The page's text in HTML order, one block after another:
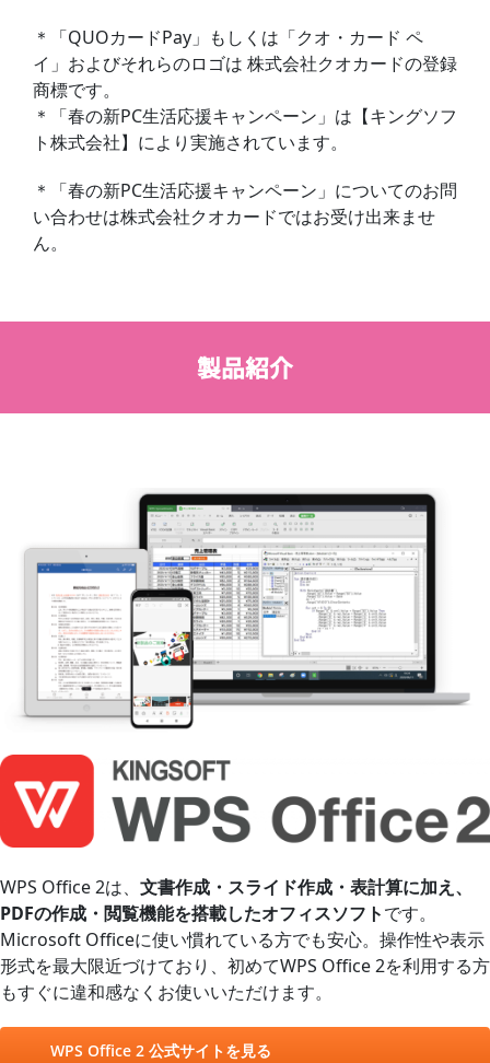
＊「QUOカードPay」もしくは「クオ・カード ペ
イ」およびそれらのロゴは 株式会社クオカードの登録
商標です。
＊「春の新PC生活応援キャンペーン」は【キングソフ
ト株式会社】により実施されています。
＊「春の新PC生活応援キャンペーン」についてのお問
い合わせは株式会社クオカードではお受け出来ませ
ん。
製品紹介
WPS Office 2は、 文書作成・スライド作成・表計算に加え、
PDFの作成・閲覧機能を搭載したオフィスソフトです。
Microsoft Officeに使い慣れている方でも安心。操作性や表示
形式を最大限近づけており、初めてWPS Office 2を利用する方
もすぐに違和感なくお使いいただけます。
WPS Office 2 公式サイトを見る